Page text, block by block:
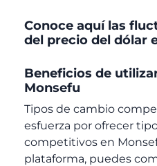
Conoce aquí las
del precio del dólar
Beneficios de
Monsefu
Tipos de cambio
esfuerza por ofrecer
competitivos en
plataforma, puedes